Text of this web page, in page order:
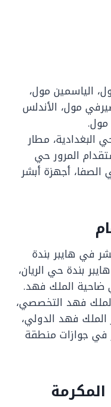
الياسمين مول،
مول، الأندلس
البغدادية، مطار
المرور حي
الصفا، أجهزة أبشر
في هايبر بندة
بندة حي الريان،
ضاحية الملك فهد.
فهد التخصصي،
فهد الدولي،
في جوازات منطقة